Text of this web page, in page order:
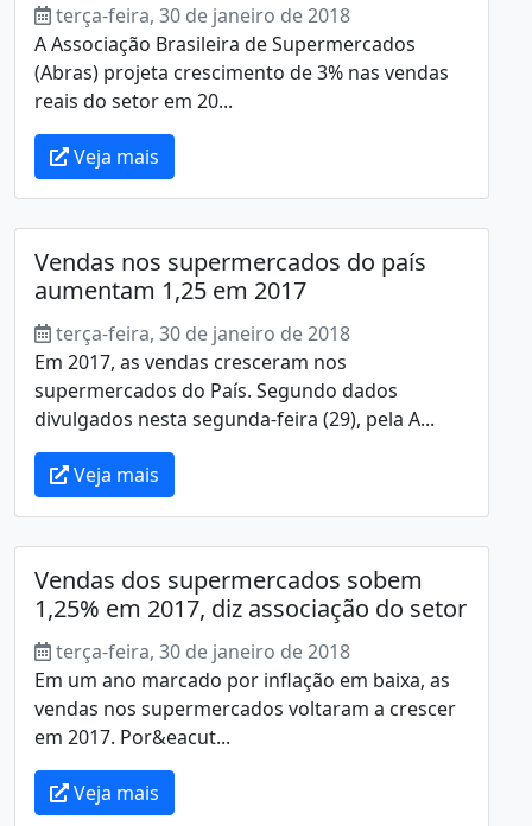
terça-feira, 30 de janeiro de 2018
A Associação Brasileira de Supermercados
(Abras) projeta crescimento de 3% nas vendas
reais do setor em 20...
Veja mais
Vendas nos supermercados do país
aumentam 1,25 em 2017
terça-feira, 30 de janeiro de 2018
Em 2017, as vendas cresceram nos
supermercados do País. Segundo dados
divulgados nesta segunda-feira (29), pela A...
Veja mais
Vendas dos supermercados sobem
1,25% em 2017, diz associação do setor
terça-feira, 30 de janeiro de 2018
Em um ano marcado por inflação em baixa, as
vendas nos supermercados voltaram a crescer
em 2017. Por&eacut...
Veja mais